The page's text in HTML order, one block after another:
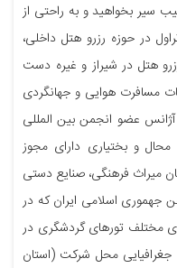
سیر بخواهید و به راحتی از
در حوزه رزرو هتل داخلی،
هتل در شیراز و غیره دست
مسافرت هوایی و جهانگردی
عضو انجمن بین المللی
و بختیاری دارای مجوز
میراث فرهنگی، صنایع دستی
جهموری اسلامی ایران که در
مختلف تورهای گردشگری در
جغرافیایی محل شرکت (استان